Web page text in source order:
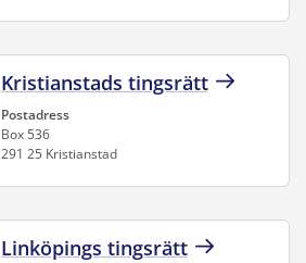
Kristianstads tingsrätt
Postadress
Box 536
291 25 Kristianstad
Linköpings tingsrätt